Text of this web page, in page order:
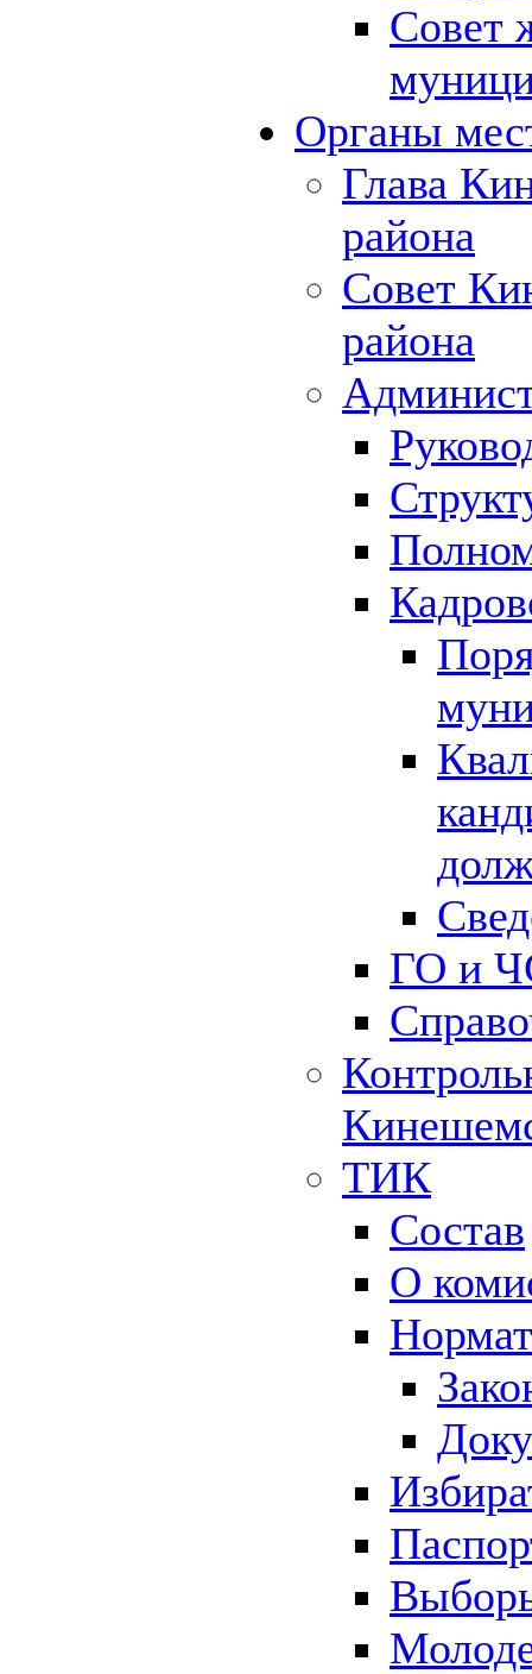
Совет
Органы
Глава
района
Совет
района
ГО и
ТИК
Состав
О